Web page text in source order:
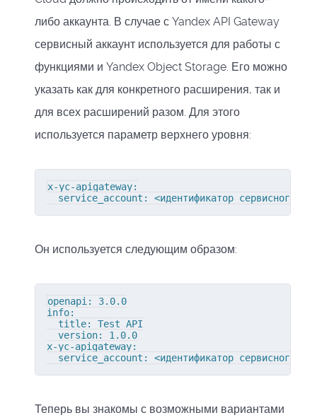
либо аккаунта. В случае с Yandex API Gateway
сервисный аккаунт используется для работы с
функциями и Yandex Object Storage. Его можно
указать как для конкретного расширения, так и
для всех расширений разом. Для этого
используется параметр верхнего уровня:
x-yc-apigateway:
service_account: <идентификатор сервисного
Он используется следующим образом:
openapi: 3.0.0
info:
  title: Test API
  version: 1.0.0
x-yc-apigateway:
service_account: <идентификатор сервисного
Теперь вы знакомы с возможными вариантами